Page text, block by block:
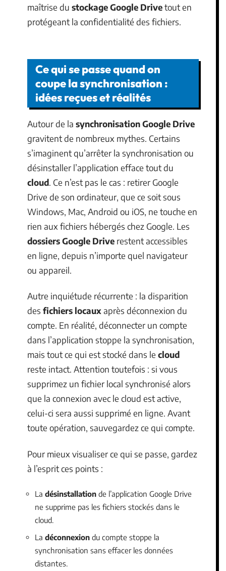
maîtrise du stockage Google Drivetout en
protégeant la confidentialité des fichiers.
Ce qui se passe quand on
coupe la synchronisation :
idées reçues et réalités
Autour de la synchronisation Google Drive
gravitent de nombreux mythes. Certains
s’imaginent qu’arrêter la synchronisation ou
désinstaller l’application efface tout du
cloud. Ce n’est pas le cas : retirer Google
Drive de son ordinateur, que ce soit sous
Windows, Mac, Android ou iOS, ne touche en
rien aux fichiers hébergés chez Google. Les
dossiers Google Drive restent accessibles
en ligne, depuis n’importe quel navigateur
ou appareil.
Autre inquiétude récurrente : la disparition
des fichiers locauxaprès déconnexion du
compte. En réalité, déconnecter un compte
dans l’application stoppe la synchronisation,
mais tout ce qui est stocké dans le cloud
reste intact. Attention toutefois : si vous
supprimez un fichier local synchronisé alors
que la connexion avec le cloud est active,
celui-ci sera aussi supprimé en ligne. Avant
toute opération, sauvegardez ce qui compte.
Pour mieux visualiser ce qui se passe, gardez
à l’esprit ces points :
La désinstallation de l’application Google Drive
ne supprime pas les fichiers stockés dans le
cloud.
La déconnexion du compte stoppe la
synchronisation sans effacer les données
distantes.